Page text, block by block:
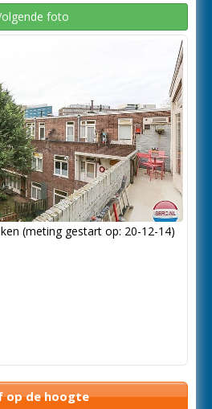
foto
(meting gestart op: 20-12-14)
op de hoogte